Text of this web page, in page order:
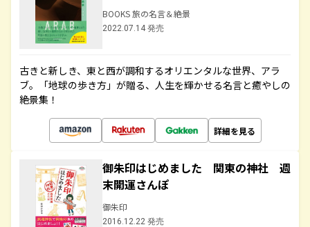
BOOKS 旅の名言＆絶景
2022.07.14 発売
古きと新しき、東と西が調和するオリエンタルな世界、アラ
ブ。「地球の歩き方」が贈る、人生を輝かせる名言と癒やしの
絶景集！
詳細を見る
御朱印はじめました 関東の神社 週
末開運さんぽ
御朱印
2016.12.22 発売